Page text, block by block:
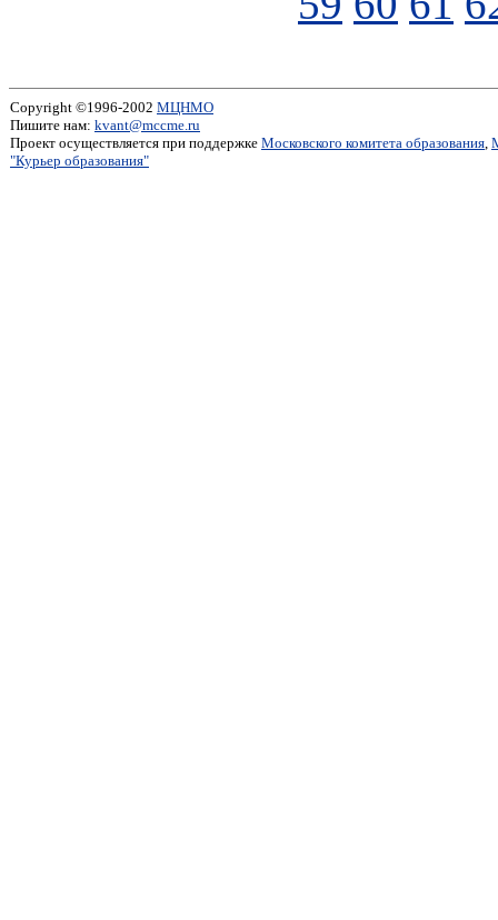
Copyright ©1996-2002 МЦНМО
Пишите нам: kvant@mccme.ru
Проект осуществляется при поддержке Московского комитета образования,
"Курьер образования"